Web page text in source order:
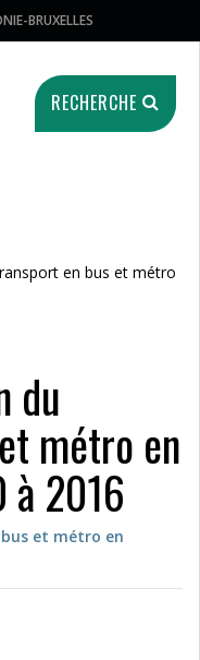
BRUXELLES
RECHERCHE
en bus et métro
du
métro en
2016
et métro en